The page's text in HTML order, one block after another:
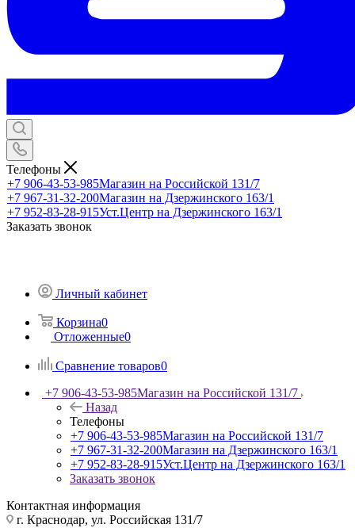
Телефоны
+7 906-43-53-985Магазин на Российской 131/7
+7 967-31-32-200Магазин на Дзержинского 163/1
+7 952-83-28-915Уст.Центр на Дзержинского 163/1
Заказать звонок
Личный кабинет
Корзина0
Отложенные0
Сравнение товаров0
+7 906-43-53-985Магазин на Российской 131/7
Назад
Телефоны
+7 906-43-53-985Магазин на Российской 131/7
+7 967-31-32-200Магазин на Дзержинского 163/1
+7 952-83-28-915Уст.Центр на Дзержинского 163/1
Заказать звонок
Контактная информация
г. Краснодар, ул. Российская 131/7